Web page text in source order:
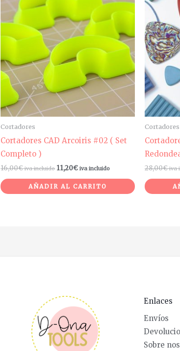
Cortadores
Cortadores CAD Arcoiris #02 ( Set
Completo )
16,00€ iva incluido 11,20€ iva incluido
AÑADIR AL CARRITO
Cortadores
28,00€ iva
Enlaces
Envíos
Sobre